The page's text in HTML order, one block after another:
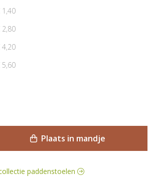
1,40
2,80
4,20
5,60
Plaats in mandje
paddenstoelen